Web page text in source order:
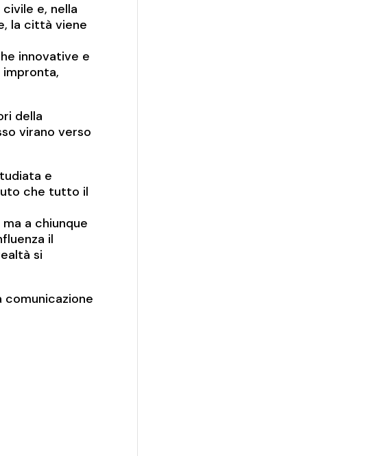
e, nella
la città viene
innovative e
della
virano verso
e
che tutto il
a chiunque
il
si
comunicazione